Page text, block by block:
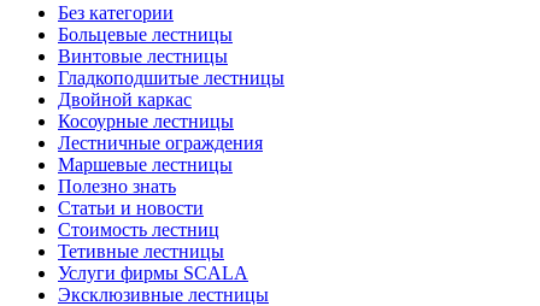
Без категории
Больцевые лестницы
Винтовые лестницы
Гладкоподшитые лестницы
Двойной каркас
Косоурные лестницы
Лестничные ограждения
Маршевые лестницы
Полезно знать
Статьи и новости
Стоимость лестниц
Тетивные лестницы
Услуги фирмы SCALA
Эксклюзивные лестницы